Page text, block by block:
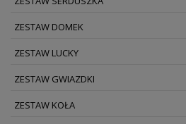
ZESTAW DOMEK
ZESTAW LUCKY
ZESTAW GWIAZDKI
ZESTAW KOŁA